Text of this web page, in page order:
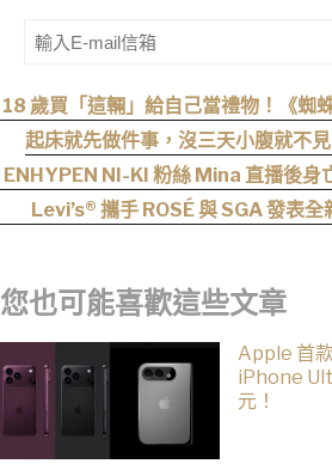
18 歲買「這輛」給自己當禮物！《蜘
車？
起床就先做件事，沒三天小腹就不
ENHYPEN NI-KI 粉絲 Mina 直播後身
事件始末曝光
Levi’s® 攜手 ROSÉ 與 SGA 發表
您也可能喜歡這些文章
Apple 首
iPhone
元！